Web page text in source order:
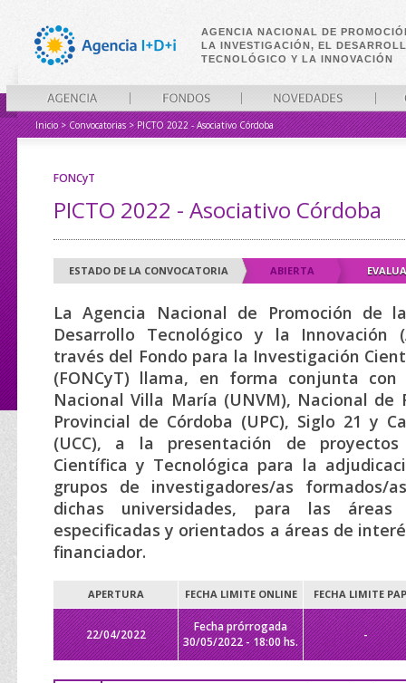
AGENCIA NACIONAL DE
LA INVESTIGACIÓN, EL
TECNOLÓGICO Y LA INNOVACIÓN
AGENCIA
Inicio>Convocatorias>PICTO 2022 - Asociativo Córdoba
FONCyT
PICTO 2022 - Asociativo Córdoba
ESTADO DE LA CONVOCATORIA ABIERTA
La Agencia Nacional de Promoción de
Desarrollo Tecnológico y la Innovación
través del Fondo para la Investigación
(FONCyT) llama, en forma conjunta con
Nacional Villa María (UNVM), Nacional de
Provincial de Córdoba (UPC), Siglo 21 y
(UCC), a la presentación de
Científica y Tecnológica para la
grupos de investigadores/as formados/
dichas universidades, para las áreas
especificadas y orientados a áreas de
financiador.
APERTURA FECHA LIMITE ONLINE FECHA LIMITE
22/04/2022
Fecha prórrogada
30/05/2022 - 18:00 hs.
-